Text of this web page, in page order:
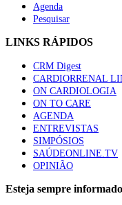
Agenda
Pesquisar
LINKS RÁPIDOS
CRM Digest
CARDIORRENAL
ON CARDIOLOGIA
ON TO CARE
AGENDA
ENTREVISTAS
SIMPÓSIOS
SAÚDEONLINE.TV
OPINIÃO
Esteja sempre informado